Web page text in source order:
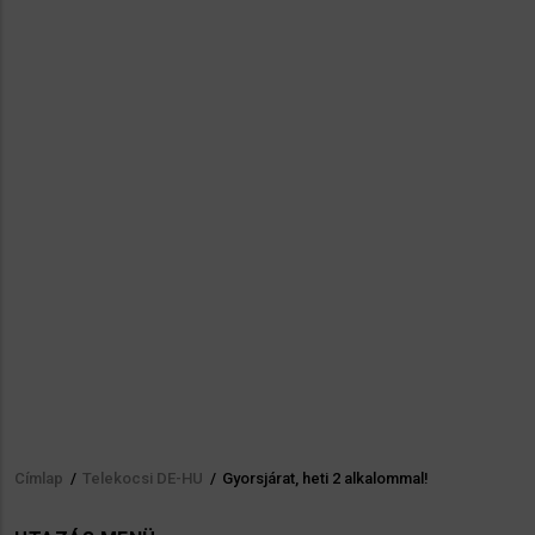
Morzsa
Címlap / Telekocsi DE-HU / Gyorsjárat, heti 2 alkalommal!